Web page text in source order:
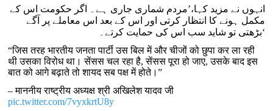
انہوں نے مزید کہا،’مردم شماری جاری ہے۔ اگر حکومت اس کے
مکمل ہونے کا انتظار کرتی اور اس کے بعد اس معاملے پر آگے
بڑھتی تو شاید سب اس کی حمایت کرتے۔‘
“जिस तरह भारतीय जनता पार्टी उस बिल में और चीजों को छुपा कर ला रही
थी उसका विरोध था। सेंसस चल रहा है, सेंसस पूरा हो जाए, उसके बाद इस
बात को आगे बढ़ाते तो शायद सब पक्ष में होते।”
– माननीय राष्ट्रीय अध्यक्ष श्री अखिलेश यादव जी
pic.twitter.com/7vyxkrtU8y